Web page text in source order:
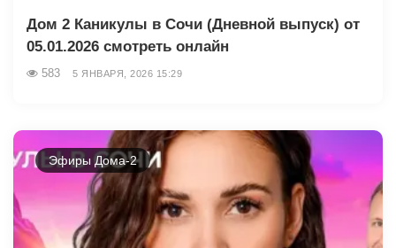
Дом 2 Каникулы в Сочи (Дневной выпуск) от
05.01.2026 смотреть онлайн
583 5 ЯНВАРЯ, 2026 15:29
Эфиры Дома-2